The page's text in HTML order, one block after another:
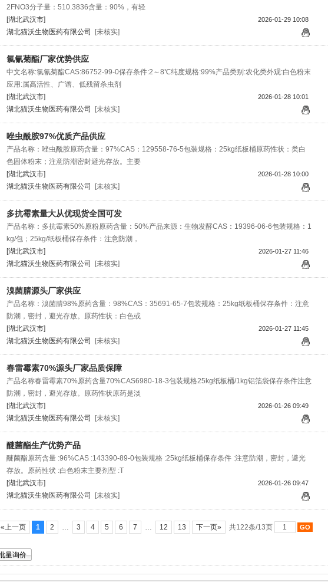
2FNO3分子量：510.3836含量：90%，有轻
2026-01-29 10:08
[湖北武汉市]
湖北猫沃生物医药有限公司
[未核实]
氯氰菊酯厂家优势供应
中文名称:氯氰菊酯CAS:86752-99-0保存条件:2～8℃纯度规格:99%产品类别:农化类外观:白色粉末
应用:属高活性、广谱、低残留杀虫剂
2026-01-28 10:01
[湖北武汉市]
湖北猫沃生物医药有限公司
[未核实]
唑虫酰胺97%优质产品供应
产品名称：唑虫酰胺原药含量：97%CAS：129558-76-5包装规格：25kg纸板桶原药性状：类白
色固体粉末；注意防潮密封避光存放。主要
2026-01-28 10:00
[湖北武汉市]
湖北猫沃生物医药有限公司
[未核实]
多抗霉素量大从优现货全国可发
产品名称：多抗霉素50%原粉原药含量：50%产品来源：生物发酵CAS：19396-06-6包装规格：1
kg/包；25kg/纸板桶保存条件：注意防潮，
2026-01-27 11:46
[湖北武汉市]
湖北猫沃生物医药有限公司
[未核实]
溴菌腈源头厂家供应
产品名称：溴菌腈98%原药含量：98%CAS：35691-65-7包装规格：25kg纸板桶保存条件：注意
防潮，密封，避光存放。原药性状：白色或
2026-01-27 11:45
[湖北武汉市]
湖北猫沃生物医药有限公司
[未核实]
春雷霉素70%源头厂家品质保障
产品名称春雷霉素70%原药含量70%CAS6980-18-3包装规格25kg纸板桶/1kg铝箔袋保存条件注意
防潮，密封，避光存放。原药性状原药是淡
2026-01-26 09:49
[湖北武汉市]
湖北猫沃生物医药有限公司
[未核实]
醚菌酯生产优势产品
醚菌酯原药含量 :96%CAS :143390-89-0包装规格 :25kg纸板桶保存条件 :注意防潮，密封，避光
存放。原药性状 :白色粉末主要剂型 :T
2026-01-26 09:47
[湖北武汉市]
湖北猫沃生物医药有限公司
[未核实]
«上一页 1 2 … 3 4 5 6 7 … 12 13 下一页» 共122条/13页